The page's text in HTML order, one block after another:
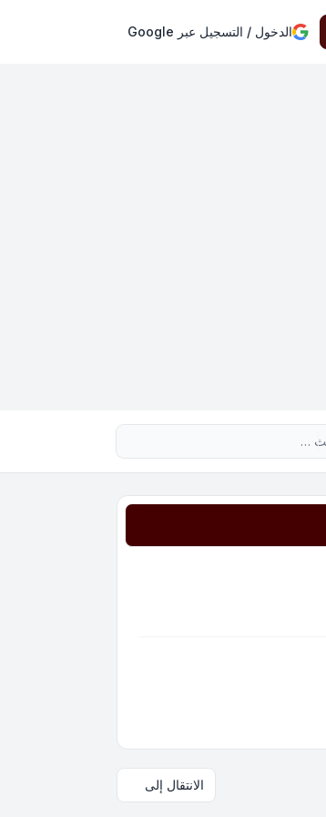
الدخول / التسجيل عبر Google
الانتقال إلى